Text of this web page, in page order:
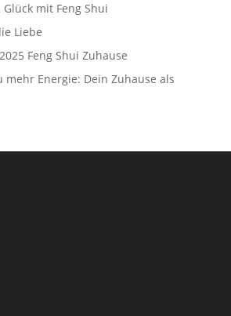
mit Feng Shui
Liebe
Feng Shui Zuhause
mehr Energie: Dein Zuhause als